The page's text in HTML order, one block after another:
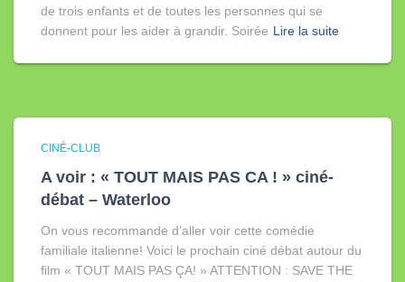
de trois enfants et de toutes les personnes qui se
donnent pour les aider à grandir. Soirée Lire la suite
CINÉ-CLUB
A voir : « TOUT MAIS PAS CA ! » ciné-
débat – Waterloo
On vous recommande d’aller voir cette comédie
familiale italienne! Voici le prochain ciné débat autour du
film « TOUT MAIS PAS ÇA! » ATTENTION : SAVE THE